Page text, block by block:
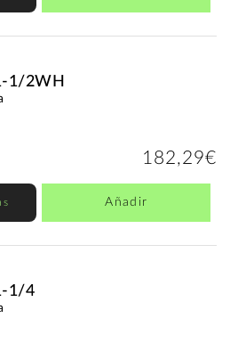
1/2WH
182,29€
Añadir
1/4